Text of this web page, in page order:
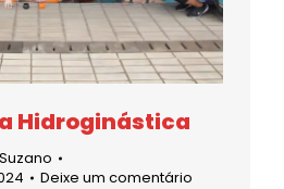
Hidroginástica
Deixe um comentário